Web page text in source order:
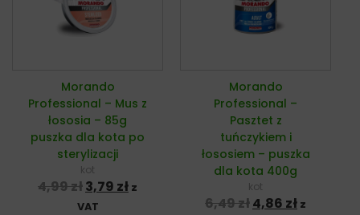
Morando
Professional – Mus z
łososia – 85g
puszka dla kota po
sterylizacji
kot
4,99złPierwotna cena wynosiła: 4,99 zł.
3,79 złAktualna cena wynosi: 3,79 zł.
z
VAT
Morando
Professional –
Pasztet z
tuńczykiem i
łososiem – puszka
dla kota 400g
kot
6,49złPierwotna cena
4,86 złAktualna
z